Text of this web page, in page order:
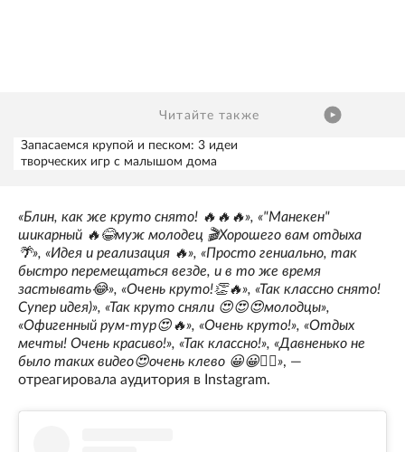
Читайте также
Запасаемся крупой и песком: 3 идеи
творческих игр с малышом дома
«Блин, как же круто снято! 🔥🔥🔥», «"Манекен"
шикарный 🔥😂муж молодец 🎬Хорошего вам отдыха
🌴», «Идея и реализация 🔥», «Просто гениально, так
быстро перемещаться везде, и в то же время
застывать😂», «Очень круто!👏🔥», «Так классно снято!
Супер идея)», «Так круто сняли 😍😍😍молодцы»,
«Офигенный рум-тур😍🔥», «Очень круто!», «Отдых
мечты! Очень красиво!», «Так классно!», «Давненько не
было таких видео😍очень клево 😀😀👍🏻», —
отреагировала аудитория в Instagram.